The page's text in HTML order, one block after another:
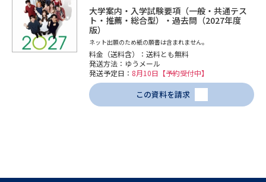
Ｑ＆Ａ よくあるご質問 大学進学IDについて
資料の料金の
お支払いについて
受付内容・発送状況の確認
個人情報取扱規定
テレメール進学カタログ
訂正のご案内
大学案内・入学試験要項（一般・共通テス
ト・推薦・総合型）・過去問（2027年度
版）
ネット出願のため紙の願書は含まれません。
料金（送料含）：送料とも無料
発送方法：ゆうメール
発送予定日： 8月10日【予約受付中】
この資料を請求